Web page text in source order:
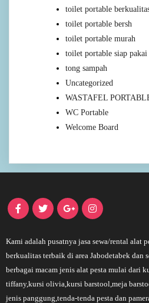
toilet portable
toilet portable bersh
toilet portable murah
toilet portable siap pakai
tong sampah
Uncategorized
WASTAFEL
WC Portable
Welcome Board
Kami adalah pusatnya jasa sewa/rental alat
berkualitas terbaik di area Jabodetabek dan
berbagai macam jenis alat pesta mulai dari
tiffany,kursi olivia,kursi barstool,meja
jenis panggung,tenda-tenda pesta dan